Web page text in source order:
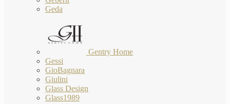
Geda
Gentry Home
Gessi
GioBagnara
Giulini
Glass Design
Glass1989